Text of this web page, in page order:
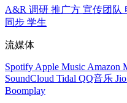
A&R 调研 推广方 宣传团队
同步 学生
流媒体
Spotify Apple Music Amazon
SoundCloud Tidal QQ音乐
Boomplay